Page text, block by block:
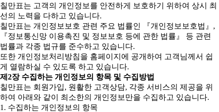
칠만표는 고객의 개인정보를 안전하게 보호하기 위하여 상시 최
선의 노력을 다하고 있습니다.
칠만표는 개인정보보호 관련 주요 법률인 『개인정보보호법』,
『정보통신망 이용촉진 및 정보보호 등에 관한 법률』 등 관련
법률과 각종 법규를 준수하고 있습니다.
또한 개인정보처리방침을 홈페이지에 공개하여 고객님께서 쉽
게 열람하실 수 있도록 하고 있습니다.
제2장 수집하는 개인정보의 항목 및 수집방법
칠만표는 회원가입, 원활한 고객상담, 각종 서비스의 제공을 위
하여 아래와 같이 최소한의 개인정보만을 수집하고 있습니다.
1. 수집하는 개인정보의 항목